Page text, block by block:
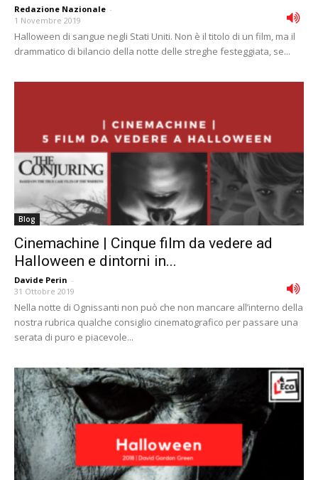
Redazione Nazionale -
1 Novembre 2019
Halloween di sangue negli Stati Uniti. Non è il titolo di un film, ma il
drammatico di bilancio della notte delle streghe festeggiata, se...
Blog
Cinemachine | Cinque film da vedere ad
Halloween e dintorni in...
Davide Perin -
31 Ottobre 2019
Nella notte di Ognissanti non può che non mancare all’interno della
nostra rubrica qualche consiglio cinematografico per passare una
serata di puro e piacevole...